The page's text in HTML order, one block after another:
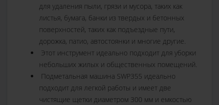
для удаления пыли, грязи и мусора, таких как
листья, бумага, банки из твердых и бетонных
поверхностей, таких как подъездные пути,
дорожка, патио, автостоянки и многие другие.
Этот инструмент идеально подходит для уборки
небольших жилых и общественных помещений.
Подметальная машина SWP355 идеально
подходит для легкой работы и имеет две
чистящие щетки диаметром 300 мм и емкостью